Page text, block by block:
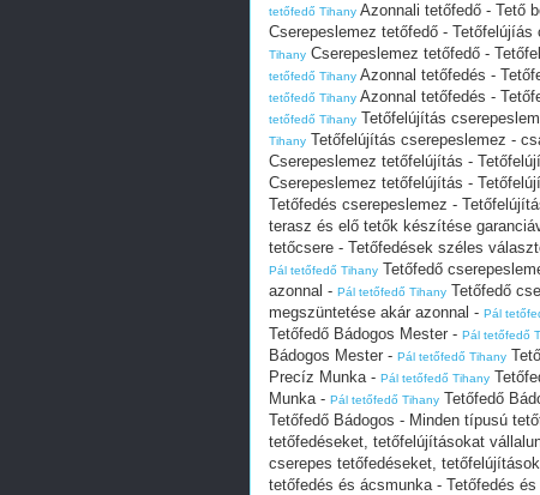
tetőfedő Tihany Azonnali tetőfedő - Tető
Cserepeslemez tetőfedő -
Tihany Cserepeslemez tetőfedő -
tetőfedő Tihany Azonnal tetőfedés -
tetőfedő Tihany Azonnal tetőfedés -
tetőfedő Tihany Tetőfelújítás
Tihany Tetőfelújítás cserepeslemez -
Cserepeslemez tetőfelújítás -
Cserepeslemez tetőfelújítás -
Tetőfedés cserepeslemez -
terasz és elő tetők készítése
tetőcsere - Tetőfedések széles
Pál tetőfedő Tihany Tetőfedő
azonnal - Pál tetőfedő Tihany Tetőfedő
megszüntetése akár azonnal - Pál
Tetőfedő Bádogos Mester - Pál tetőfedő
Bádogos Mester - Pál tetőfedő Tihany
Precíz Munka - Pál tetőfedő Tihany
Munka - Pál tetőfedő Tihany Tetőfedő
Tetőfedő Bádogos - Minden típusú
tetőfedéseket, tetőfelújításokat
cserepes tetőfedéseket,
tetőfedés és ácsmunka - Tetőfedés